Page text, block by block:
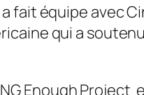
fait équipe avec
qui a
Enough